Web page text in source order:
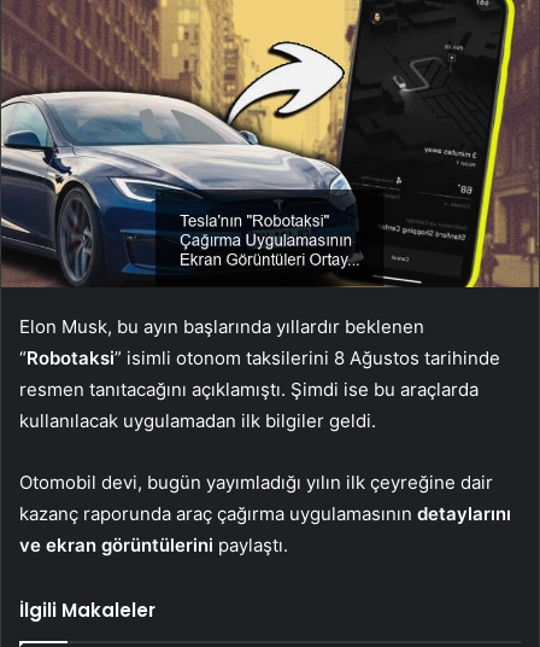
Elon Musk, bu ayın başlarında yıllardır beklenen
“Robotaksi” isimli otonom taksilerini 8 Ağustos tarihinde
resmen tanıtacağını açıklamıştı. Şimdi ise bu araçlarda
kullanılacak uygulamadan ilk bilgiler geldi.
Otomobil devi, bugün yayımladığı yılın ilk çeyreğine dair
kazanç raporunda araç çağırma uygulamasının detaylarını
ve ekran görüntülerini paylaştı.
İlgili Makaleler